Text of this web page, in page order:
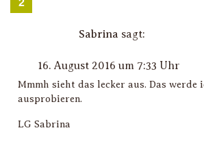
Sabrina sagt:
16. August 2016 um 7:33 Uhr
Mmmh sieht das lecker aus. Das werde
ausprobieren.
LG Sabrina